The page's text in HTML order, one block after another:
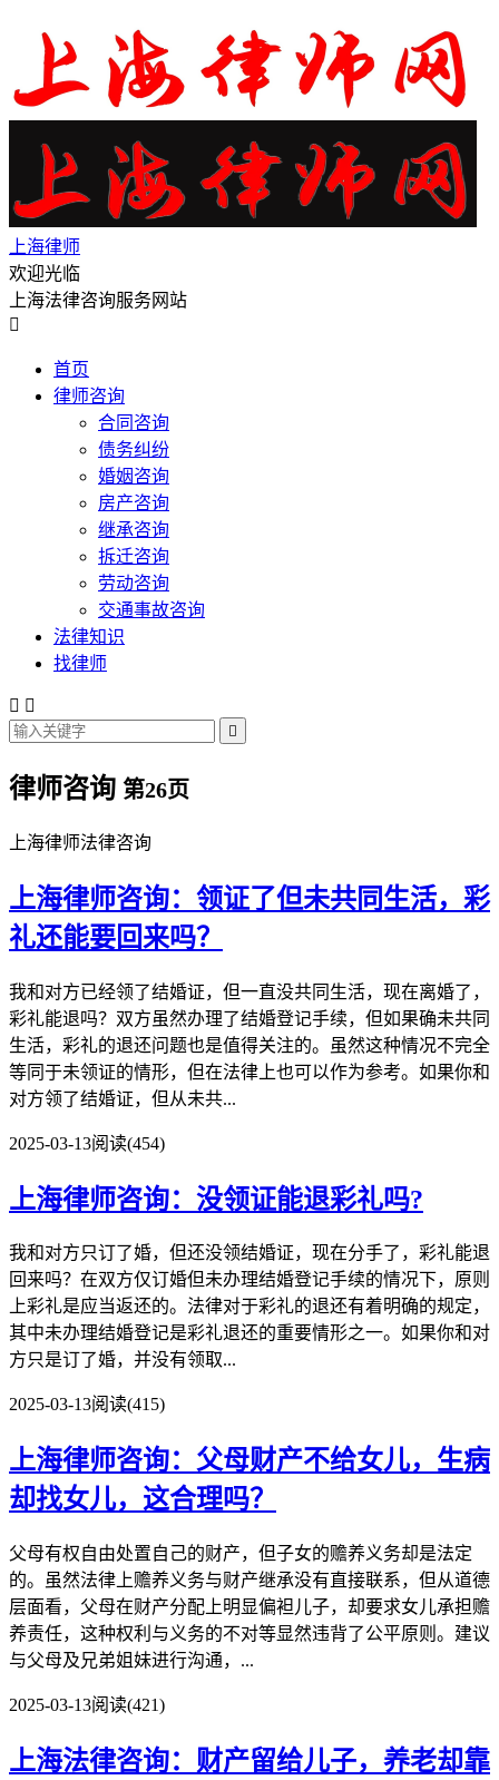
上海律师
欢迎光临
上海法律咨询服务网站

首页
律师咨询
合同咨询
债务纠纷
婚姻咨询
房产咨询
继承咨询
拆迁咨询
劳动咨询
交通事故咨询
法律知识
找律师
 

律师咨询 第26页
上海律师法律咨询
上海律师咨询：领证了但未共同生活，彩
礼还能要回来吗？
我和对方已经领了结婚证，但一直没共同生活，现在离婚了，
彩礼能退吗？双方虽然办理了结婚登记手续，但如果确未共同
生活，彩礼的退还问题也是值得关注的。虽然这种情况不完全
等同于未领证的情形，但在法律上也可以作为参考。如果你和
对方领了结婚证，但从未共...
2025-03-13阅读(454)
上海律师咨询：没领证能退彩礼吗?
我和对方只订了婚，但还没领结婚证，现在分手了，彩礼能退
回来吗？在双方仅订婚但未办理结婚登记手续的情况下，原则
上彩礼是应当返还的。法律对于彩礼的退还有着明确的规定，
其中未办理结婚登记是彩礼退还的重要情形之一。如果你和对
方只是订了婚，并没有领取...
2025-03-13阅读(415)
上海律师咨询：父母财产不给女儿，生病
却找女儿，这合理吗？
父母有权自由处置自己的财产，但子女的赡养义务却是法定
的。虽然法律上赡养义务与财产继承没有直接联系，但从道德
层面看，父母在财产分配上明显偏袒儿子，却要求女儿承担赡
养责任，这种权利与义务的不对等显然违背了公平原则。建议
与父母及兄弟姐妹进行沟通，...
2025-03-13阅读(421)
上海法律咨询：财产留给儿子，养老却靠